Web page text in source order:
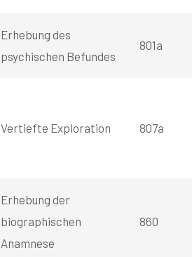
Erhebung des
psychischen Befundes
801a
Vertiefte Exploration 807a
Erhebung der
biographischen
Anamnese
860